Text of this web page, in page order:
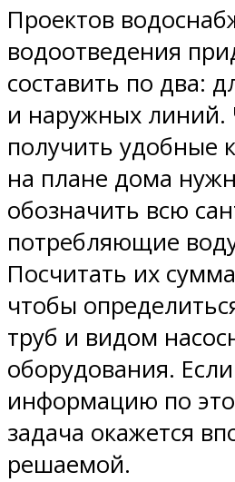
Проектов
водоотведения
составить по два:
и наружных линий.
получить удобные
на плане дома
обозначить всю
потребляющие
Посчитать их
чтобы
труб и видом
оборудования.
информацию по
задача окажется
решаемой.